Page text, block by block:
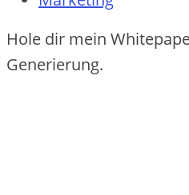
Hole dir mein
Generierung.